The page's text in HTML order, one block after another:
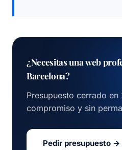
¿Necesitas una web
Barcelona?
Presupuesto cerrado en
compromiso y sin
Pedir presupuesto →